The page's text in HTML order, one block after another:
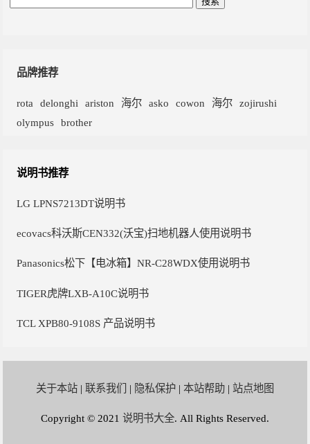
品牌推荐
rota delonghi ariston 海尔 asko cowon 海尔
zojirushi
olympus
brother
说明书推荐
LG LPNS7213DT说明书
ecovacs科沃斯CEN332(沃宝)扫地机器人使用说明书
Panasonics松下【电冰箱】NR-C28WDX使用说明书
TIGER虎牌LXB-A10C说明书
TCL XPB80-9108S 产品说明书
关于本站 | 联系我们 | 隐私保护 | 本站帮助 | 站点地图
Copyright © 2021 说明书大全. All Rights Reserved.